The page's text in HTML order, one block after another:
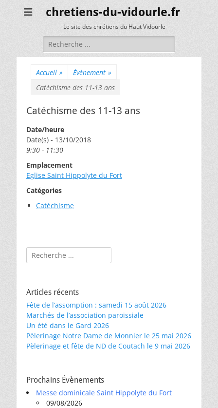
chretiens-du-vidourle.fr
Le site des chrétiens du Haut Vidourle
Rechercher :
Accueil » Évènement »
Catéchisme des 11-13 ans
Catéchisme des 11-13 ans
Date/heure
Date(s) - 13/10/2018
9:30 - 11:30
Emplacement
Eglise Saint Hippolyte du Fort
Catégories
Catéchisme
Rechercher :
Articles récents
Fête de l’assomption : samedi 15 août 2026
Marchés de l’association paroissiale
Un été dans le Gard 2026
Pèlerinage Notre Dame de Monnier le 25 mai 2026
Pèlerinage et fête de ND de Coutach le 9 mai 2026
Prochains Évènements
Messe dominicale Saint Hippolyte du Fort
09/08/2026